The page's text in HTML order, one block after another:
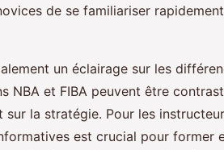
de se familiariser
un éclairage sur les
NBA et FIBA peuvent être
la stratégie. Pour les
est crucial pour former